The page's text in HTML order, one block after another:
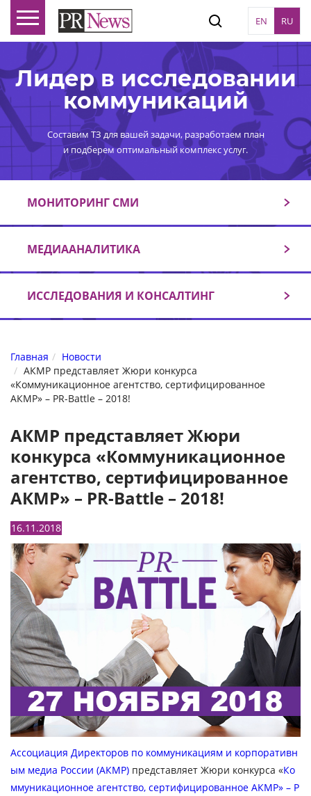
EN RU
Лидер в исследовании
коммуникаций
Составим ТЗ для вашей задачи, разработаем план
и подберем оптимальный комплекс услуг.
МОНИТОРИНГ СМИ
МЕДИААНАЛИТИКА
ИССЛЕДОВАНИЯ И КОНСАЛТИНГ
Главная
Новости
АКМР представляет Жюри конкурса
«Коммуникационное агентство, сертифицированное
АКМР» – PR-Battle – 2018!
АКМР представляет Жюри
конкурса «Коммуникационное
агентство, сертифицированное
АКМР» – PR-Battle – 2018!
16.11.2018
Ассоциация Директоров по коммуникациям и корпоративн
ым медиа России (АКМР) представляет Жюри конкурса «Ко
ммуникационное агентство, сертифицированное АКМР» – P